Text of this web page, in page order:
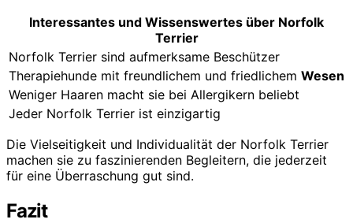
Interessantes und Wissenswertes über Norfolk
Terrier
Norfolk Terrier sind aufmerksame Beschützer
Therapiehunde mit freundlichem und friedlichem Wesen
Weniger Haaren macht sie bei Allergikern beliebt
Jeder Norfolk Terrier ist einzigartig
Die Vielseitigkeit und Individualität der Norfolk Terrier
machen sie zu faszinierenden Begleitern, die jederzeit
für eine Überraschung gut sind.
Fazit